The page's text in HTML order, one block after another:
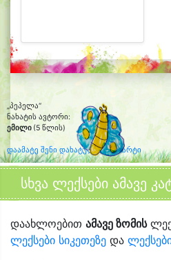
„პეპელა“
ნახატის ავტორი:
ემილი (5 წლის)
დაამატე შენი დახატული კლიპარტი
სხვა ლექსები ამავე
დაახლოებით ამავე ზომის
ლექსები სიკეთეზე და